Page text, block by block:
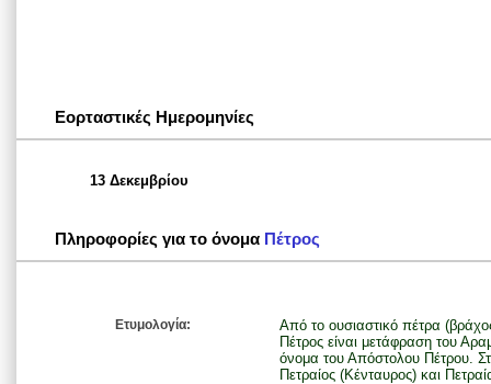
Εορταστικές Ημερομηνίες
13 Δεκεμβρίου
Πληροφορίες για το όνομα Πέτρος
Ετυμολογία:
Από το ουσιαστικό πέτρα
Πέτρος είναι μετάφραση του
όνομα του Απόστολου Πέτρου.
Πετραίος (Κένταυρος) και